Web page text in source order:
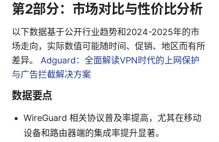
第2部分：市场对比与性价比分析
以下数据基于公开行业趋势和2024-2025年的市
场走向，实际数值可能随时间、促销、地区而有所
差异。 Adguard：全面解读VPN时代的上网保护
与广告拦截解决方案
数据要点
WireGuard 相关协议普及率提高，尤其在移动
设备和路由器端的集成率提升显著。